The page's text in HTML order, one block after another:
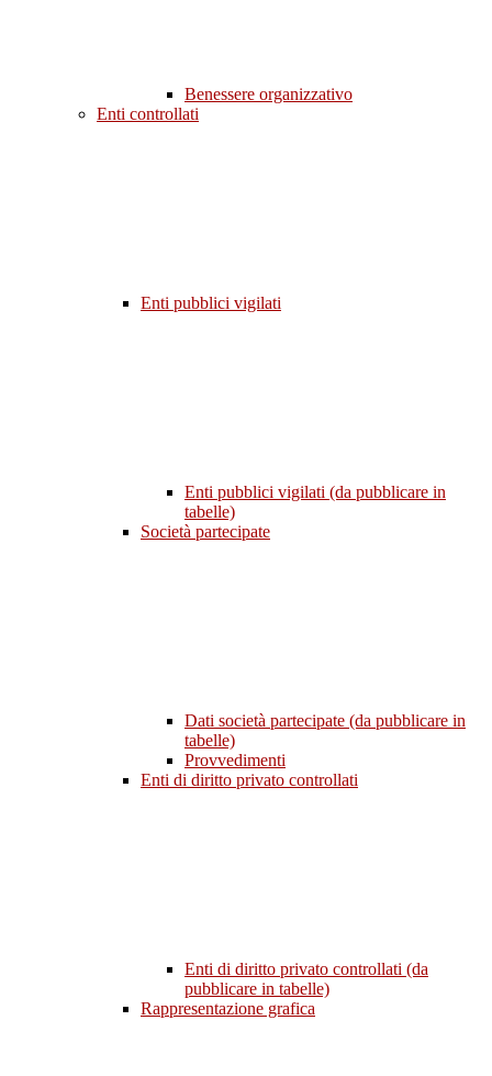
Benessere organizzativo
Enti controllati
Enti pubblici vigilati
Enti pubblici vigilati (da pubblicare in
tabelle)
Società partecipate
Dati società partecipate (da pubblicare in
tabelle)
Provvedimenti
Enti di diritto privato controllati
Enti di diritto privato controllati (da
pubblicare in tabelle)
Rappresentazione grafica